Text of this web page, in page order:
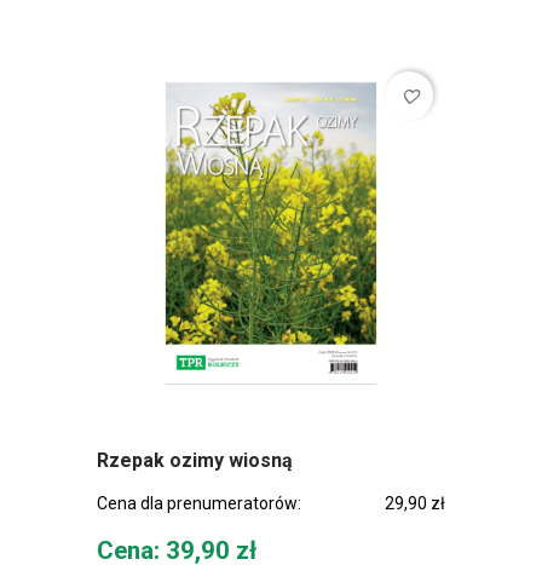
favorite_border
Rzepak ozimy wiosną
Cena dla prenumeratorów: 29,90 zł
Cena
Cena: 39,90 zł